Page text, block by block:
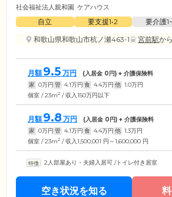
社会福祉法人親和園 ケアハウス
自立 要支援1•2 要介護
和歌山県和歌山市杭ノ瀬463-1
宮前駅か
月額 9.5 万円 (入居金 0円) + 介護保険料
家 0万円 管 4.1万円 食 4.4万円 他 1.0万円
個室 / 23m2 / 収入150万円以下
月額 9.8 万円 (入居金 0円) + 介護保険料
家 0万円 管 4.1万円 食 4.4万円 他 1.3万円
個室 / 23m2 / 収入1,500,001 円～1,600,000 円
2人部屋あり・夫婦入居可 /トイレ付き居室
空き状況を知る